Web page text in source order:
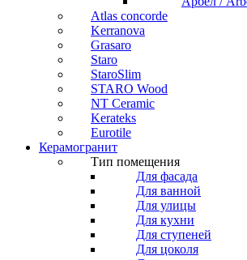
Atlas concorde
Kerranova
Grasaro
Staro
StaroSlim
STARO Wood
NT Ceramic
Kerateks
Eurotile
Керамогранит
Тип помещения
Для фасада
Для ванной
Для улицы
Для кухни
Для ступеней
Для цоколя